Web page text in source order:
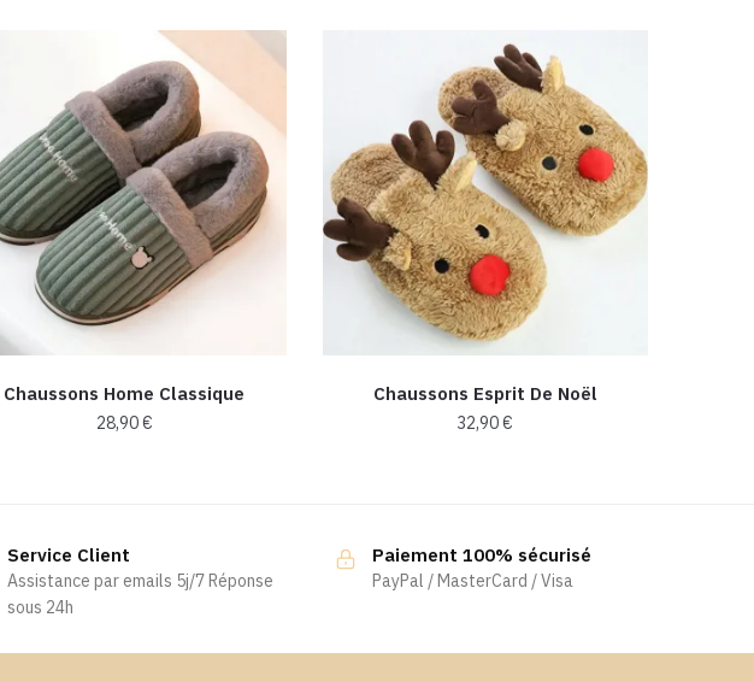
Chaussons Home Classique
28,90€
plusieurs
variations.
options
Chaussons Esprit De Noël
32,90€
plusieurs
variations.
options
Service Client
Assistance par emails 5j/7 Réponse
sous 24h
Paiement 100% sécurisé
PayPal / MasterCard / Visa